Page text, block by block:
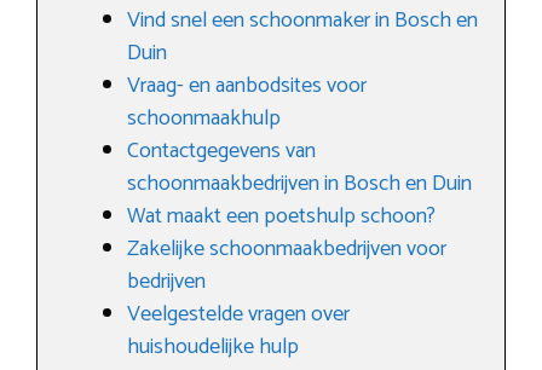
Vind snel een schoonmaker in Bosch en
Duin
Vraag- en aanbodsites voor
schoonmaakhulp
Contactgegevens van
schoonmaakbedrijven in Bosch en Duin
Wat maakt een poetshulp schoon?
Zakelijke schoonmaakbedrijven voor
bedrijven
Veelgestelde vragen over
huishoudelijke hulp